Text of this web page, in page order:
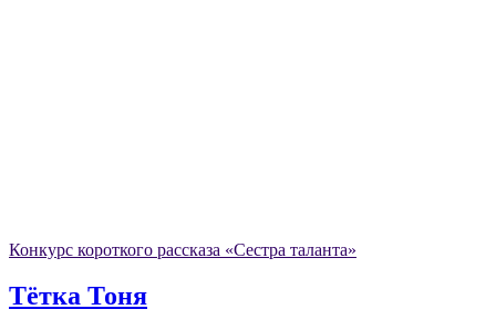
Конкурс короткого рассказа «Сестра таланта»
Тётка Тоня